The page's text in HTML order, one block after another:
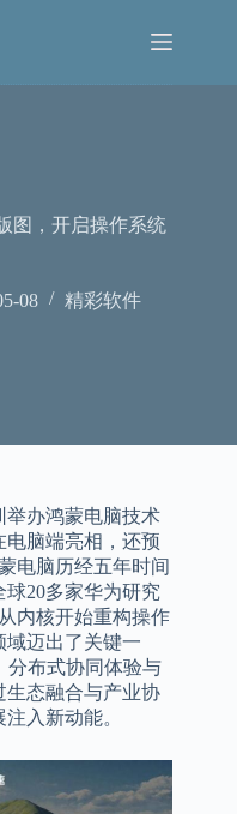
图，开启操作系统
08 精彩软件
举办鸿蒙电脑技术
脑端亮相，还预
电脑历经五年时间
20多家华为研究
内核开始重构操作
域迈出了关键一
分布式协同体验与
生态融合与产业协
入新动能。